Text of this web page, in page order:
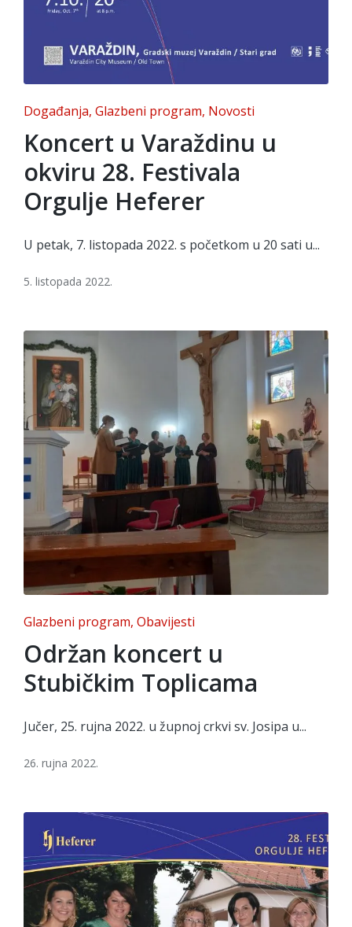
Posted
in
Događanja Glazbeni program Novosti
Koncert u Varaždinu u
okviru 28. Festivala
Orgulje Heferer
U petak, 7. listopada 2022. s početkom u 20 sati u...
5. listopada 2022.
Posted
in
Glazbeni program Obavijesti
Održan koncert u
Stubičkim Toplicama
Jučer, 25. rujna 2022. u župnoj crkvi sv. Josipa u...
26. rujna 2022.